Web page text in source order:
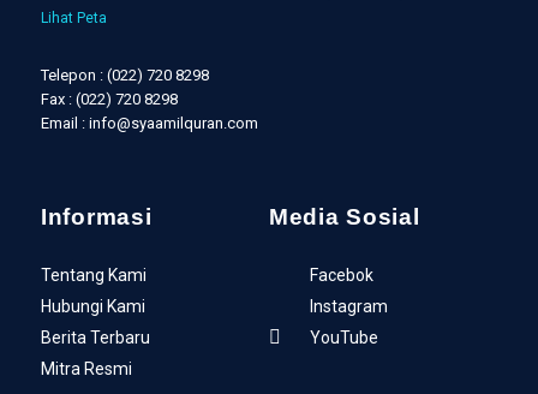
Lihat Peta
Telepon : (022) 720 8298
Fax : (022) 720 8298
Email : info@syaamilquran.com
Informasi
Tentang Kami
Hubungi Kami
Berita Terbaru
Mitra Resmi
Media Sosial
Facebok
Instagram
YouTube